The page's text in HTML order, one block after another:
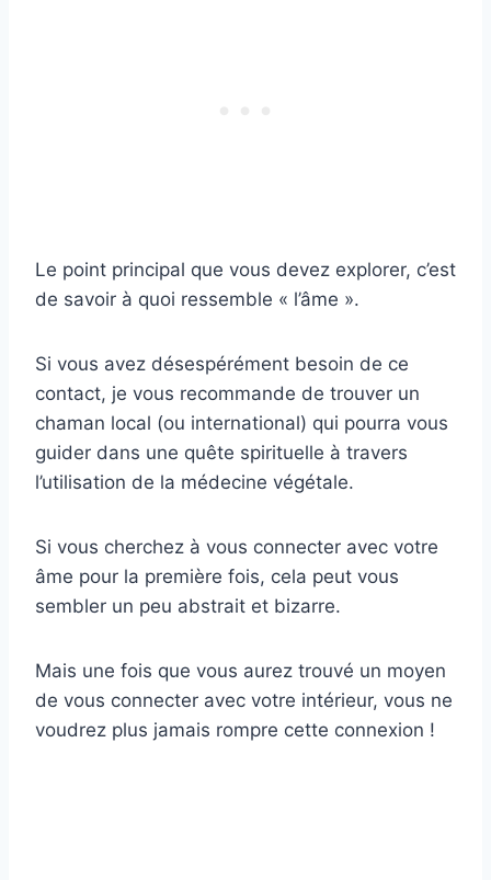
Le point principal que vous devez explorer, c’est
de savoir à quoi ressemble « l’âme ».
Si vous avez désespérément besoin de ce
contact, je vous recommande de trouver un
chaman local (ou international) qui pourra vous
guider dans une quête spirituelle à travers
l’utilisation de la médecine végétale.
Si vous cherchez à vous connecter avec votre
âme pour la première fois, cela peut vous
sembler un peu abstrait et bizarre.
Mais une fois que vous aurez trouvé un moyen
de vous connecter avec votre intérieur, vous ne
voudrez plus jamais rompre cette connexion !